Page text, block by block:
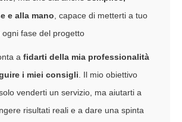
e alla mano , capace di metterti a tuo
ogni fase del progetto
a fidarti della mia professionalità
i miei consigli . Il mio obiettivo
venderti un servizio, ma aiutarti a
risultati reali e a dare una spinta